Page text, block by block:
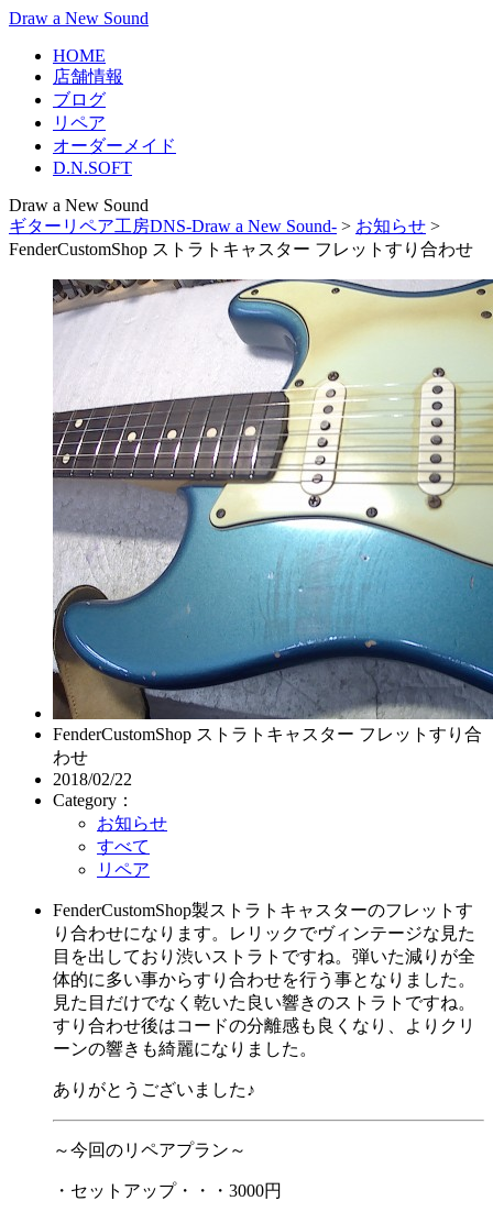
Draw a New Sound
HOME
店舗情報
ブログ
リペア
オーダーメイド
D.N.SOFT
Draw a New Sound
ギターリペア工房DNS-Draw a New Sound- > お知らせ >
FenderCustomShop ストラトキャスター フレットすり合わせ
FenderCustomShop ストラトキャスター フレットすり合
わせ
2018/02/22
Category：
お知らせ
すべて
リペア
FenderCustomShop製ストラトキャスターのフレットす
り合わせになります。レリックでヴィンテージな見た
目を出しており渋いストラトですね。弾いた減りが全
体的に多い事からすり合わせを行う事となりました。
見た目だけでなく乾いた良い響きのストラトですね。
すり合わせ後はコードの分離感も良くなり、よりクリ
ーンの響きも綺麗になりました。
ありがとうございました♪
～今回のリペアプラン～
・セットアップ・・・3000円